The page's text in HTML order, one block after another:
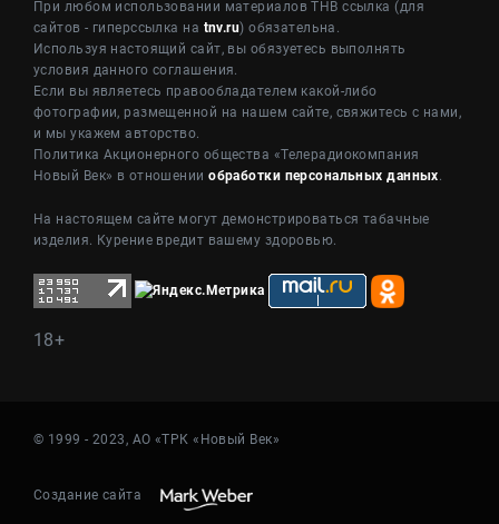
При любом использовании материалов ТНВ ссылка (для
сайтов - гиперссылка на tnv.ru) обязательна.
Используя настоящий сайт, вы обязуетесь выполнять
условия данного соглашения.
Если вы являетесь правообладателем какой-либо
фотографии, размещенной на нашем сайте, свяжитесь с нами,
и мы укажем авторство.
Политика Акционерного общества «Телерадиокомпания
Новый Век» в отношенииобработки персональных данных.
На настоящем сайте могут демонстрироваться табачные
изделия. Курение вредит вашему здоровью.
18+
© 1999 - 2023, АО «ТРК «Новый Век»
Создание сайта